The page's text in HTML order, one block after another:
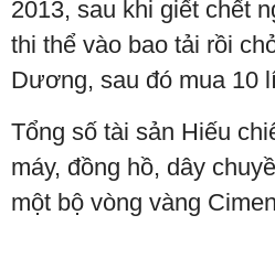
2013, sau khi giết chết
thi thể vào bao tải rồi
Dương, sau đó mua 10
Tổng số tài sản Hiếu
máy, đồng hồ, dây
một bộ vòng vàng